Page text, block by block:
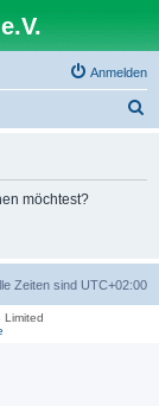
Anmelden
möchtest?
Zeiten sind UTC+02:00
Limited